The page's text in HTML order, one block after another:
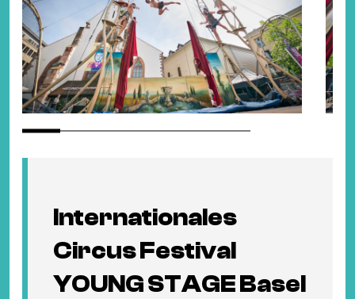
Internationales
Circus Festival
YOUNG STAGE Basel